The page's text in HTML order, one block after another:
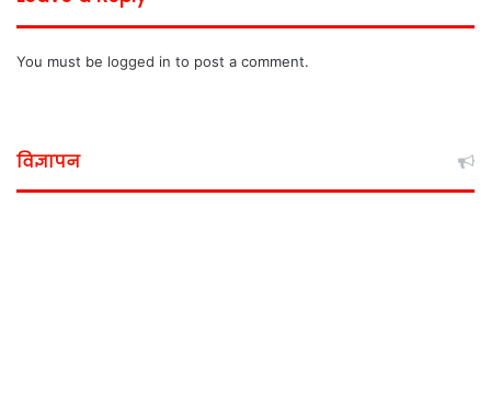
You must be logged in to post a comment.
विज्ञापन